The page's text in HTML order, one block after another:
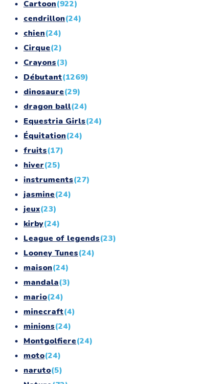
Cartoon(922)
cendrillon(24)
chien(24)
Cirque(2)
Crayons(3)
Débutant(1269)
dinosaure(29)
dragon ball(24)
Equestria Girls(24)
Équitation(24)
fruits(17)
hiver(25)
instruments(27)
jasmine(24)
jeux(23)
kirby(24)
League of legends(23)
Looney Tunes(24)
maison(24)
mandala(3)
mario(24)
minecraft(4)
minions(24)
Montgolfiere(24)
moto(24)
naruto(5)